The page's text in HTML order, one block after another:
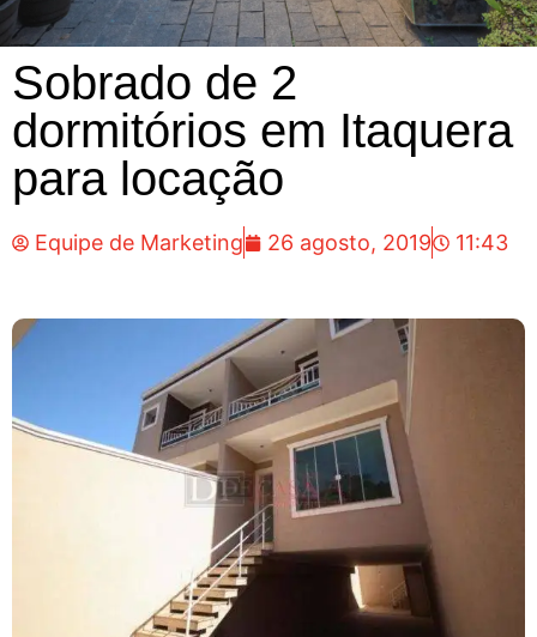
Sobrado de 2
dormitórios em Itaquera
para locação
Equipe de Marketing 26 agosto, 2019 11:43